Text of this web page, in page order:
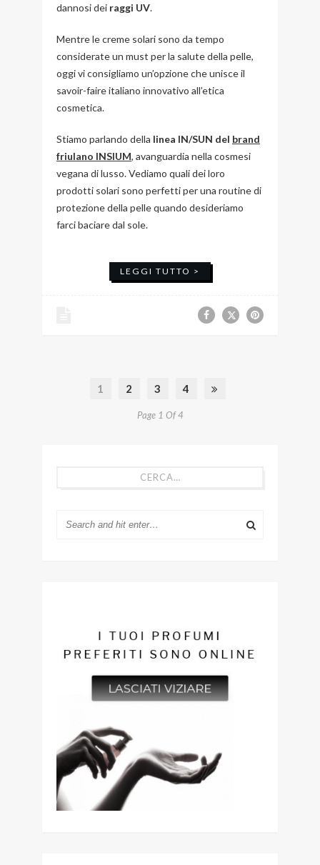
dannosi dei raggi UV.
Mentre le creme solari sono da tempo
considerate un must per la salute della pelle,
oggi vi consigliamo un’opzione che unisce il
savoir-faire italiano innovativo all’etica
cosmetica.
Stiamo parlando della linea IN/SUN del brand
friulano INSIUM, avanguardia nella cosmesi
vegana di lusso. Vediamo quali dei loro
prodotti solari sono perfetti per una routine di
protezione della pelle quando desideriamo
farci baciare dal sole.
LEGGI TUTTO >
1 2 3 4
Page 1 Of 4
CERCA…